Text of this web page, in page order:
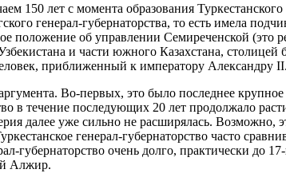
лет с момента образования Туркестанского
генерал-губернаторства, то есть имела
положение об управлении Семиреченской
и части южного Казахстана,
приближенный к императору Александру II.
Во-первых, это было последнее
в течение последующих 20 лет продолжало
далее уже сильно не расширялась. Возможно,
генерал-губернаторство часто
губернаторство очень долго, практически до
Алжир.